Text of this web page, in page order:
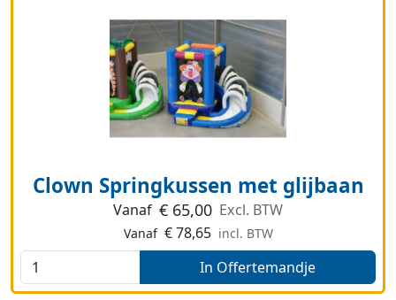
Clown Springkussen met glijbaan
Vanaf € 65,00 Excl. BTW
Vanaf € 78,65 incl. BTW
In Offertemandje